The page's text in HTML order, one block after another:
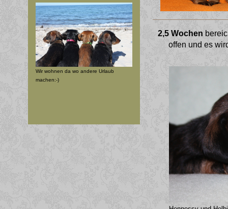
Wir wohnen da wo andere Urlaub
machen:-)
2,5 Wochen
offen und es